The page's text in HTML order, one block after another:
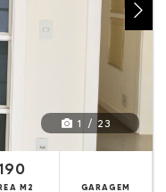
1 / 23
M2 GARAGEM